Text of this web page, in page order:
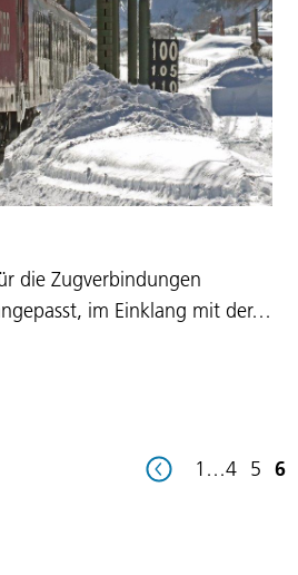
die Zugverbindungen
im Einklang mit der…
1 …4 5 6